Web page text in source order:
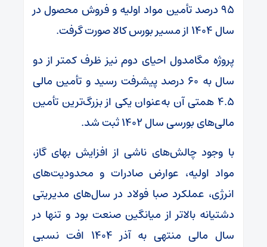
۹۵ درصد تأمین مواد اولیه و فروش محصول در
سال ۱۴۰۴ از مسیر بورس کالا صورت گرفت.
پروژه مگامدول احیای دوم نیز ظرف کمتر از دو
سال به ۶۰ درصد پیشرفت رسید و تأمین مالی
۴.۵ همتی آن به‌عنوان یکی از بزرگ‌ترین تأمین
مالی‌های بورسی سال ۱۴۰۲ ثبت شد.
با وجود چالش‌های ناشی از افزایش بهای گاز،
مواد اولیه، عوارض صادرات و محدودیت‌های
انرژی، عملکرد صبا فولاد در سال‌های مدیریتی
دشتیانه بالاتر از میانگین صنعت بود و تنها در
سال مالی منتهی به آذر ۱۴۰۴ افت نسبی